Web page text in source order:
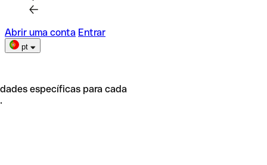
Abrir uma conta Entrar
pt
específicas para cada